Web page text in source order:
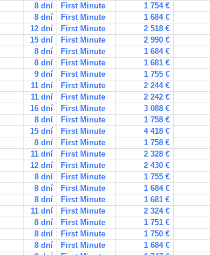
8 dní First Minute 1 754 €
8 dní First Minute 1 684 €
12 dní First Minute 2 518 €
15 dní First Minute 2 990 €
8 dní First Minute 1 684 €
8 dní First Minute 1 681 €
9 dní First Minute 1 755 €
11 dní First Minute 2 244 €
11 dní First Minute 2 242 €
16 dní First Minute 3 088 €
8 dní First Minute 1 758 €
15 dní First Minute 4 418 €
8 dní First Minute 1 758 €
11 dní First Minute 2 328 €
12 dní First Minute 2 430 €
8 dní First Minute 1 755 €
8 dní First Minute 1 684 €
8 dní First Minute 1 681 €
11 dní First Minute 2 324 €
8 dní First Minute 1 751 €
8 dní First Minute 1 750 €
8 dní First Minute 1 684 €